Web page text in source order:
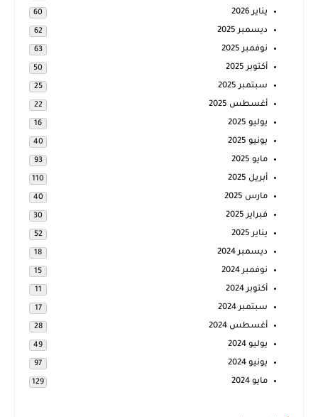
يناير 2026 60
ديسمبر 2025 62
نوفمبر 2025 63
أكتوبر 2025 50
سبتمبر 2025 25
أغسطس 2025 22
يوليو 2025 16
يونيو 2025 40
مايو 2025 93
أبريل 2025 110
مارس 2025 40
فبراير 2025 30
يناير 2025 52
ديسمبر 2024 18
نوفمبر 2024 15
أكتوبر 2024 11
سبتمبر 2024 17
أغسطس 2024 28
يوليو 2024 49
يونيو 2024 97
مايو 2024 129